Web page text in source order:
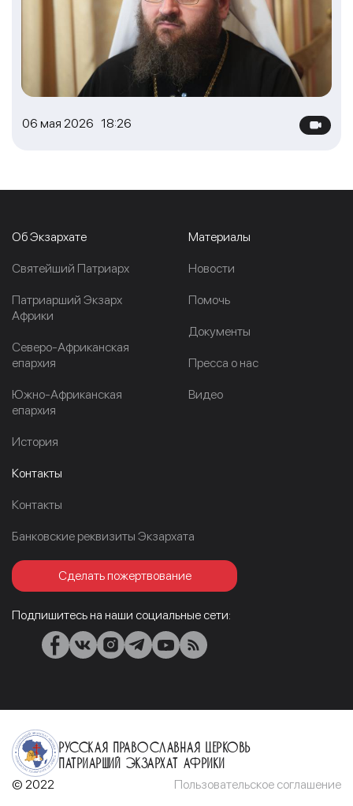
06 мая 2026 18:26
Об Экзархате
Cвятейший Патриарх
Патриарший Экзарх
Африки
Северо-Африканская
епархия
Южно-Африканская
епархия
История
Материалы
Новости
Помочь
Документы
Пресса о нас
Видео
Контакты
Контакты
Банковские реквизиты Экзархата
Сделать пожертвование
Подпишитесь на наши социальные сети:
Русская Православная Церковь
Патриарший Экзархат Африки
© 2022 Пользовательское соглашение